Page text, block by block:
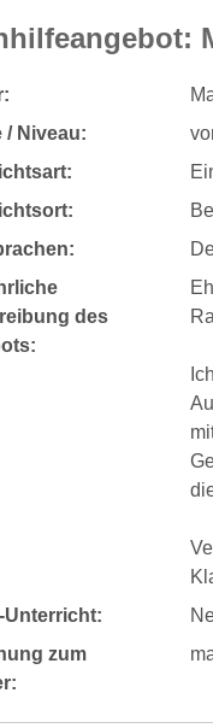
/ Niveau:
des
Unterricht:
zum